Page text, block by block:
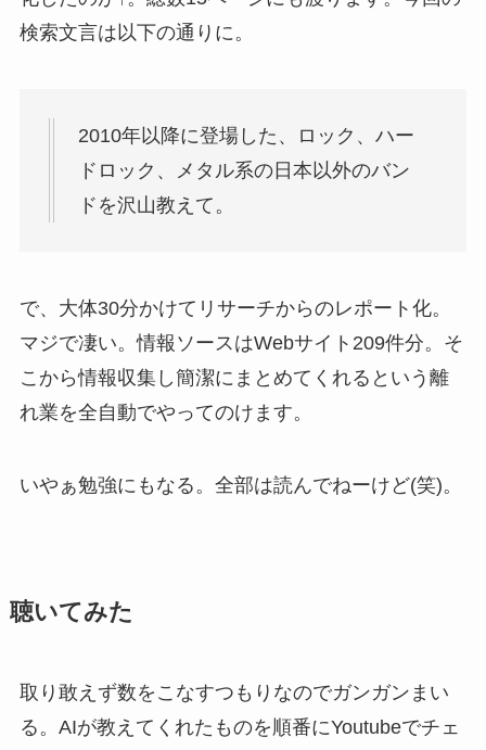
検索文言は以下の通りに。
2010年以降に登場した、ロック、ハー
ドロック、メタル系の日本以外のバン
ドを沢山教えて。
で、大体30分かけてリサーチからのレポート化。
マジで凄い。情報ソースはWebサイト209件分。そ
こから情報収集し簡潔にまとめてくれるという離
れ業を全自動でやってのけます。
いやぁ勉強にもなる。全部は読んでねーけど(笑)。
聴いてみた
取り敢えず数をこなすつもりなのでガンガンまい
る。AIが教えてくれたものを順番にYoutubeでチェ